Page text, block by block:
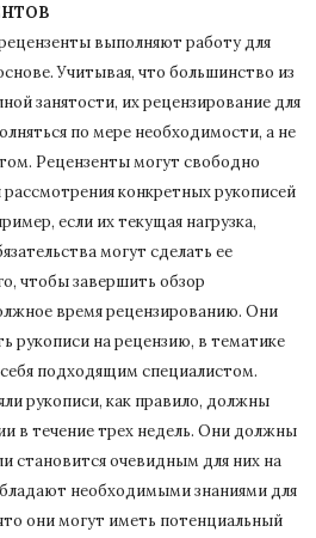
выполняют работу для
Учитывая, что большинство из
занятости, их рецензирование для
по мере необходимости, а не
Рецензенты могут свободно
конкретных рукописей
если их текущая нагрузка,
могут сделать ее
чтобы завершить обзор
время рецензированию. Они
рукописи на рецензию, в тематике
подходящим специалистом.
рукописи, как правило, должны
в течение трех недель. Они должны
становится очевидным для них на
необходимыми знаниями для
они могут иметь потенциальный